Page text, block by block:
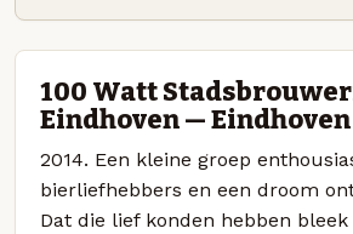
100 Watt
Eindhoven — Eindhoven
2014. Een kleine groep
bierliefhebbers en een droom
Dat die lief konden hebben bleek